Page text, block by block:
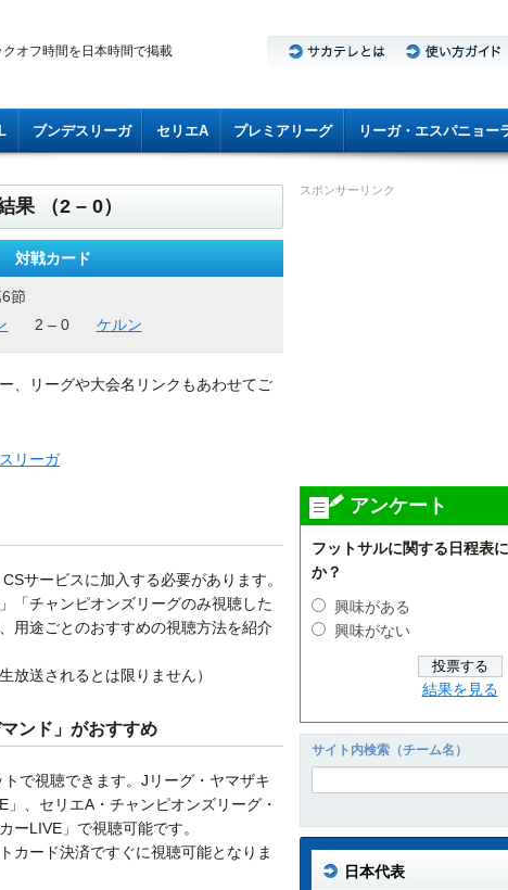
オフ時間を日本時間で掲載
ブンデスリーガ セリエA プレミアリーグ リーガ・エスパニョー
果 （2 – 0）
対戦カード
節
2 – 0 ケルン
、リーグや大会名リンクもあわせてご
リーガ
サービスに加入する必要があります。
「チャンピオンズリーグのみ視聴した
用途ごとのおすすめの視聴方法を紹介
放送されるとは限りません）
ンド」がおすすめ
で視聴できます。Jリーグ・ヤマザキ
、セリエA・チャンピオンズリーグ・
ーLIVE」で視聴可能です。
カード決済ですぐに視聴可能となりま
スポンサーリンク
アンケート
フットサルに関する日程表
か？
興味がある
興味がない
結果を見る
サイト内検索（チーム名）
日本代表